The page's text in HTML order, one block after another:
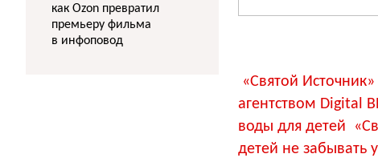
«Святой
агентством Digital
воды для детей
детей не забывать
как Ozon превратил
премьеру фильма
в инфоповод